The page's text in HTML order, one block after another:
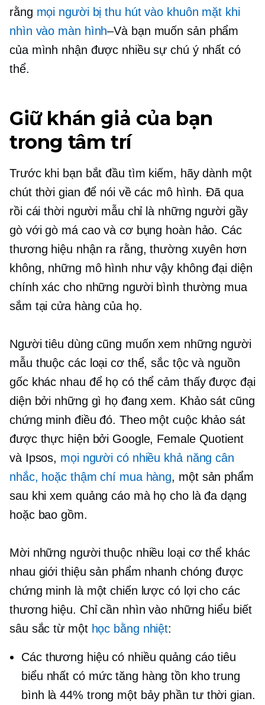
rằng mọi người bị thu hút vào khuôn mặt khi
nhìn vào màn hình–Và bạn muốn sản phẩm
của mình nhận được nhiều sự chú ý nhất có
thể.
Giữ khán giả của bạn
trong tâm trí
Trước khi bạn bắt đầu tìm kiếm, hãy dành một
chút thời gian để nói về các mô hình. Đã qua
rồi cái thời người mẫu chỉ là những người gầy
gò với gò má cao và cơ bụng hoàn hảo. Các
thương hiệu nhận ra rằng, thường xuyên hơn
không, những mô hình như vậy không đại diện
chính xác cho những người bình thường mua
sắm tại cửa hàng của họ.
Người tiêu dùng cũng muốn xem những người
mẫu thuộc các loại cơ thể, sắc tộc và nguồn
gốc khác nhau để họ có thể cảm thấy được đại
diện bởi những gì họ đang xem. Khảo sát cũng
chứng minh điều đó. Theo một cuộc khảo sát
được thực hiện bởi Google, Female Quotient
và Ipsos, mọi người có nhiều khả năng cân
nhắc, hoặc thậm chí mua hàng, một sản phẩm
sau khi xem quảng cáo mà họ cho là đa dạng
hoặc bao gồm.
Mời những người thuộc nhiều loại cơ thể khác
nhau giới thiệu sản phẩm nhanh chóng được
chứng minh là một chiến lược có lợi cho các
thương hiệu. Chỉ cần nhìn vào những hiểu biết
sâu sắc từ một học bằng nhiệt:
Các thương hiệu có nhiều quảng cáo tiêu
biểu nhất có mức tăng hàng tồn kho trung
bình là 44% trong một bảy phần tưthời gian.